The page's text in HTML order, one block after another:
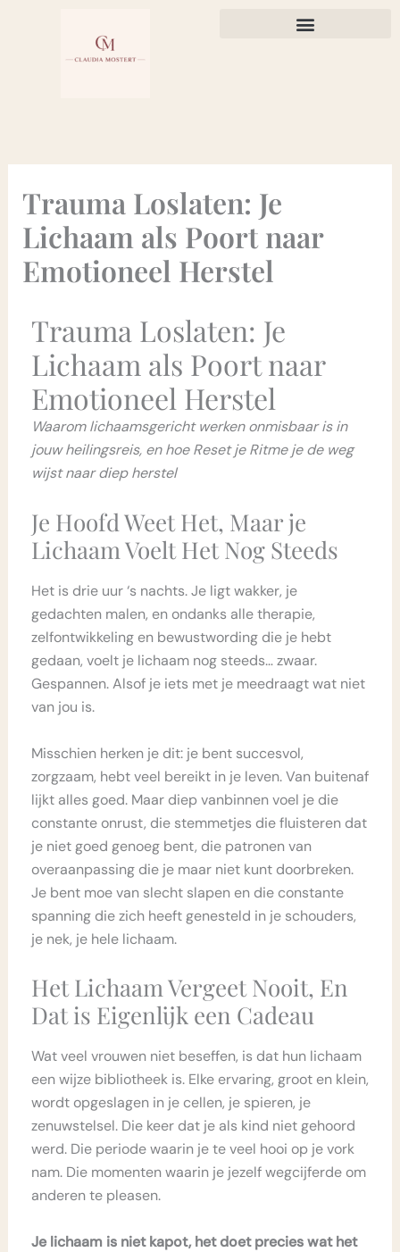
Trauma Loslaten: Je
Lichaam als Poort naar
Emotioneel Herstel
Trauma Loslaten: Je
Lichaam als Poort naar
Emotioneel Herstel
Waarom lichaamsgericht werken onmisbaar is in
jouw heilingsreis, en hoe Reset je Ritme je de weg
wijst naar diep herstel
Je Hoofd Weet Het, Maar je
Lichaam Voelt Het Nog Steeds
Het is drie uur ‘s nachts. Je ligt wakker, je
gedachten malen, en ondanks alle therapie,
zelfontwikkeling en bewustwording die je hebt
gedaan, voelt je lichaam nog steeds… zwaar.
Gespannen. Alsof je iets met je meedraagt wat niet
van jou is.
Misschien herken je dit: je bent succesvol,
zorgzaam, hebt veel bereikt in je leven. Van buitenaf
lijkt alles goed. Maar diep vanbinnen voel je die
constante onrust, die stemmetjes die fluisteren dat
je niet goed genoeg bent, die patronen van
overaanpassing die je maar niet kunt doorbreken.
Je bent moe van slecht slapen en die constante
spanning die zich heeft genesteld in je schouders,
je nek, je hele lichaam.
Het Lichaam Vergeet Nooit, En
Dat is Eigenlijk een Cadeau
Wat veel vrouwen niet beseffen, is dat hun lichaam
een wijze bibliotheek is. Elke ervaring, groot en klein,
wordt opgeslagen in je cellen, je spieren, je
zenuwstelsel. Die keer dat je als kind niet gehoord
werd. Die periode waarin je te veel hooi op je vork
nam. Die momenten waarin je jezelf wegcijferde om
anderen te pleasen.
Je lichaam is niet kapot, het doet precies wat het